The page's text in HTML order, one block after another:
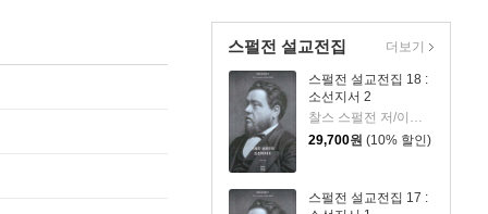
스펄전 설교전집
스펄전 설교전집 18 :
소선지서 2
찰스 스펄전 저/이광식 역
29,700원 (10% 할인)
스펄전 설교전집 17 :
더보기